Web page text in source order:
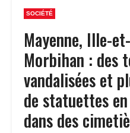
SOCIÉTÉ
Mayenne, Ille-
Morbihan : des
vandalisées et
de statuettes
dans des